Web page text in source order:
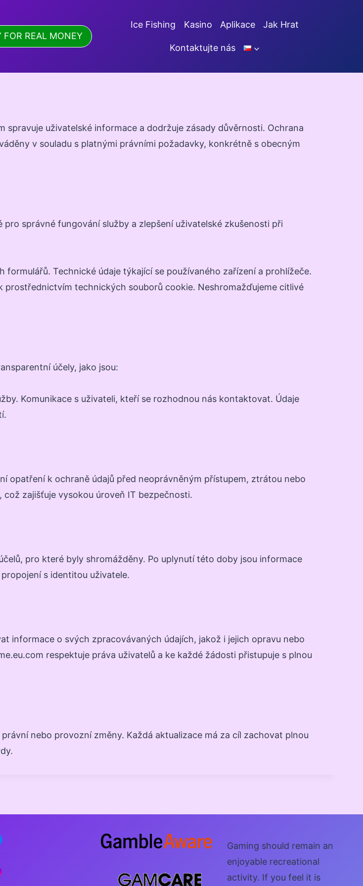
FOR REAL MONEY
Ice Fishing Kasino Aplikace Jak Hrat
Kontaktujte nás
spravuje uživatelské informace a dodržuje zásady důvěrnosti. Ochrana
v souladu s platnými právními požadavky, konkrétně s obecným
správné fungování služby a zlepšení uživatelské zkušenosti při
Technické údaje týkající se používaného zařízení a prohlížeče.
technických souborů cookie. Neshromažďujeme citlivé
účely, jako jsou:
Komunikace s uživateli, kteří se rozhodnou nás kontaktovat. Údaje
opatření k ochraně údajů před neoprávněným přístupem, ztrátou nebo
zajišťuje vysokou úroveň IT bezpečnosti.
pro které byly shromážděny. Po uplynutí této doby jsou informace
s identitou uživatele.
informace o svých zpracovávaných údajích, jakož i jejich opravu nebo
respektuje práva uživatelů a ke každé žádosti přistupuje s plnou
nebo provozní změny. Každá aktualizace má za cíl zachovat plnou
Gaming should remain an
enjoyable recreational
activity. If you feel it is